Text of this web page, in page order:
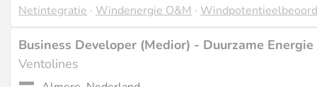
Laatst bijgewerkt op feb. 23, 2026 |Meld een probleem
Netintegratie · Windenergie O&M ·
Business Developer (Medior) - Duurzame Energie
Ventolines